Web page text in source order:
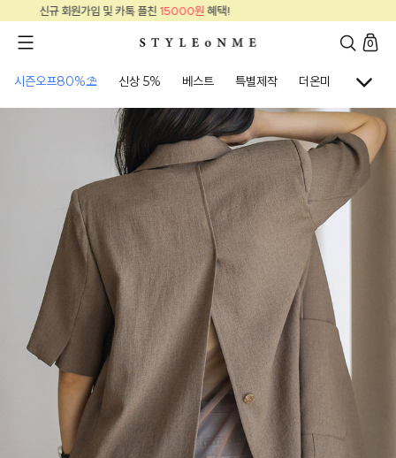
신규 회원가입 및 카톡 플친
0
시즌오프80%⛱ 신상 5% 베스트 특별제작 더온미 골프웨어